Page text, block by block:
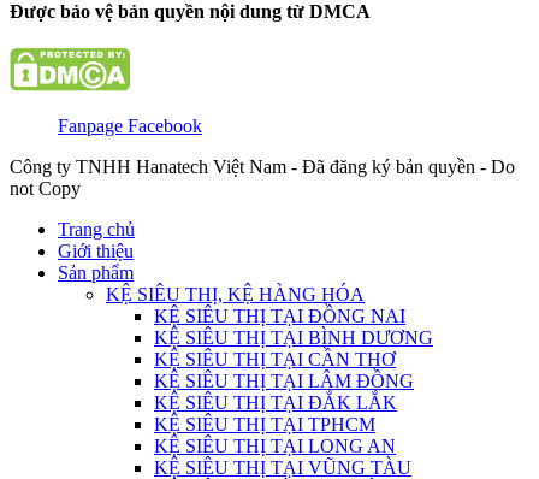
Được bảo vệ bản quyền nội dung từ DMCA
Fanpage Facebook
Công ty TNHH Hanatech Việt Nam - Đã đăng ký bản quyền - Do
not Copy
Trang chủ
Giới thiệu
Sản phẩm
KỆ SIÊU THỊ, KỆ HÀNG HÓA
KỆ SIÊU THỊ TẠI ĐỒNG NAI
KỆ SIÊU THỊ TẠI BÌNH DƯƠNG
KỆ SIÊU THỊ TẠI CẦN THƠ
KỆ SIÊU THỊ TẠI LÂM ĐỒNG
KỆ SIÊU THỊ TẠI ĐẮK LẮK
KỆ SIÊU THỊ TẠI TPHCM
KỆ SIÊU THỊ TẠI LONG AN
KỆ SIÊU THỊ TẠI VŨNG TÀU